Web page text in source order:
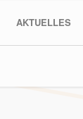
AKTUELLES